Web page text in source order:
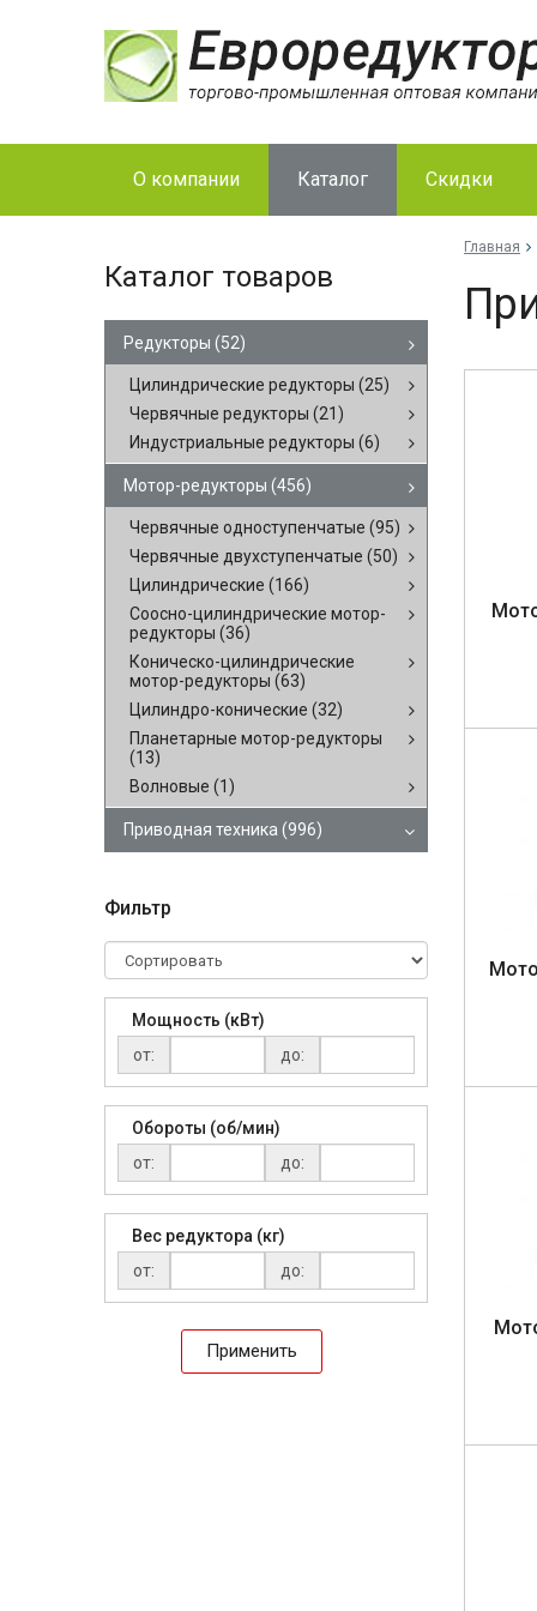
О компании Каталог Скидки
Каталог товаров
Редукторы (52)
Цилиндрические редукторы (25)
Червячные редукторы (21)
Индустриальные редукторы (6)
Мотор-редукторы (456)
Червячные одноступенчатые (95)
Червячные двухступенчатые (50)
Цилиндрические (166)
Соосно-цилиндрические мотор-
редукторы (36)
Коническо-цилиндрические
мотор-редукторы (63)
Цилиндро-конические (32)
Планетарные мотор-редукторы
(13)
Волновые (1)
Приводная техника (996)
Фильтр
Мощность (кВт)
от:
до:
Обороты (об/мин)
от:
до:
Вес редуктора (кг)
от:
до:
Применить
Главная